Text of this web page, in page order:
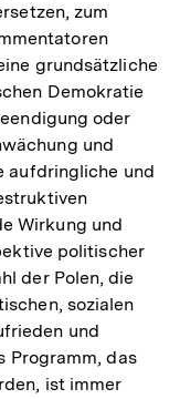
zum
grundsätzliche
Demokratie
oder
und
aufdringliche und
Wirkung und
politischer
der Polen, die
sozialen
und
Programm, das
ist immer